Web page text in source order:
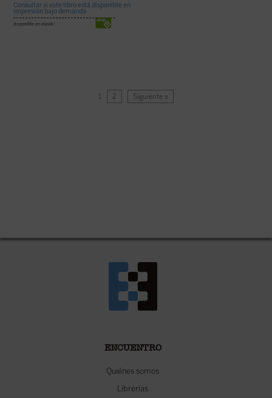
Consultar si este libro está disponible en
impresión bajo demanda
disponible en ebook:
1 2 Siguiente »
ENCUENTRO
Quiénes somos
Librerías